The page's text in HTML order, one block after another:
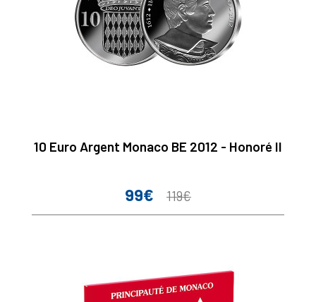
10 Euro Argent Monaco BE 2012 - Honoré II
Prix
99€
Prix
119€